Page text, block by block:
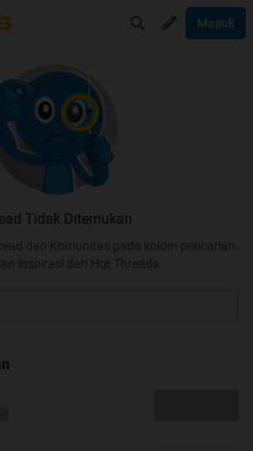
Masuk
Tidak Ditemukan
dan Komunitas pada kolom pencarian.
inspirasi dari Hot Threads.